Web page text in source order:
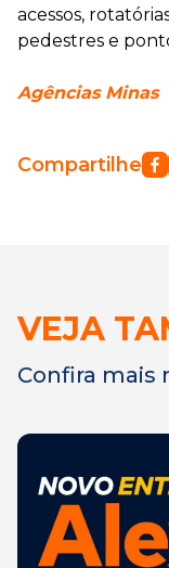
acessos,
pedestres e
Agências Minas
Compartilhe
VEJA
Confira mais